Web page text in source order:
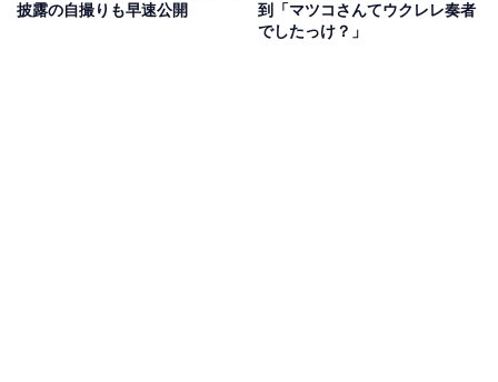
披露の自撮りも早速公開
到「マツコさんてウクレレ奏者
でしたっけ？」